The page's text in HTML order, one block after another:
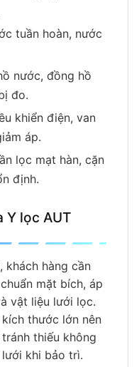
tuần hoàn, nước
nước, đồng hồ
đo.
khiển điện, van
áp.
lọc mạt hàn, cặn
định.
Y lọc AUT
khách hàng cần
mặt bích, áp
vật liệu lưới lọc.
thước lớn nên
thiếu không
khi bảo trì.